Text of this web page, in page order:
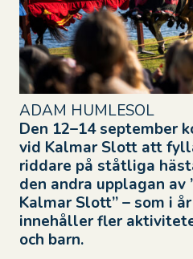
ADAM HUMLESOL
Den 12–14 september
vid Kalmar Slott att
riddare på ståtliga
den andra upplagan av
Kalmar Slott” – som i
innehåller fler
och barn.